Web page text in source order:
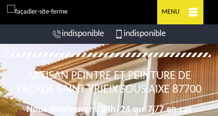
MENU
indisponible indisponible
ARTISAN PEINTRE ET PEINTURE DE
FAÇADE SAINT YRIEIX SOUS AIXE 87700
Nous intervenons 24h/24 sur 7j/7 en cas